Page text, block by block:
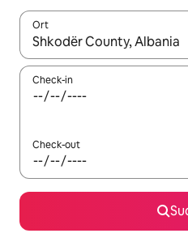
Ort
Wenn Ergebnisse verfügbar
Check-in
Check-out